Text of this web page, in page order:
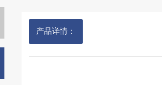
产品详情：